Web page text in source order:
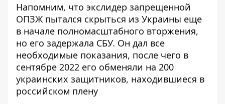
Напомним, что экслидер запрещенной
ОПЗЖ пытался скрыться из Украины еще
в начале полномасштабного вторжения,
но его задержала СБУ. Он дал все
необходимые показания, после чего в
сентябре 2022 его обменяли на 200
украинских защитников, находившиеся в
российском плену